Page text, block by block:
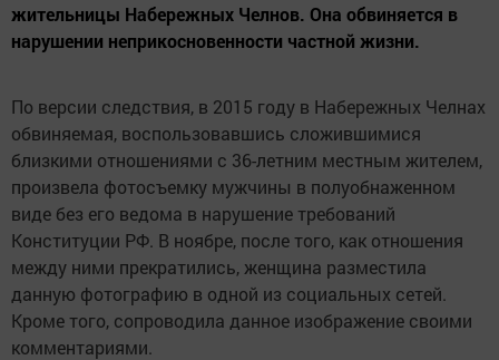
жительницы Набережных Челнов. Она обвиняется в
нарушении неприкосновенности частной жизни.
По версии следствия, в 2015 году в Набережных Челнах
обвиняемая, воспользовавшись сложившимися
близкими отношениями с 36-летним местным жителем,
произвела фотосъемку мужчины в полуобнаженном
виде без его ведома в нарушение требований
Конституции РФ. В ноябре, после того, как отношения
между ними прекратились, женщина разместила
данную фотографию в одной из социальных сетей.
Кроме того, сопроводила данное изображение своими
комментариями.